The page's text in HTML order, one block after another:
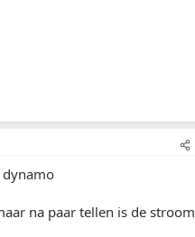
dynamo
na paar tellen is de stroom